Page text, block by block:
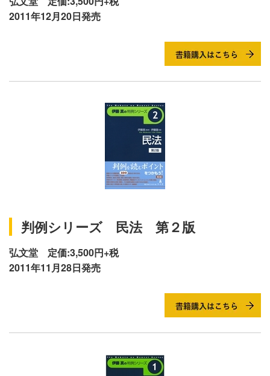
2011年12月20日発売
判例シリーズ 民法 第２版
弘文堂 定価:3,500円+税
2011年11月28日発売